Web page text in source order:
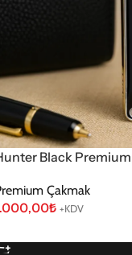
Black
Çakmak
₺ +KDV